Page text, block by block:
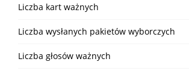
Liczba kart ważnych
Liczba wysłanych pakietów wyborczych
Liczba głosów ważnych